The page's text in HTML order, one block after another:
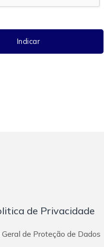
Indicar
de Privacidade
Geral de Proteção de Dados